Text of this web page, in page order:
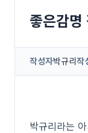
좋은감명
작성자박규리작
박규리라는